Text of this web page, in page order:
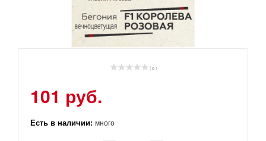
( 0 )
101 руб.
Есть в наличии: много